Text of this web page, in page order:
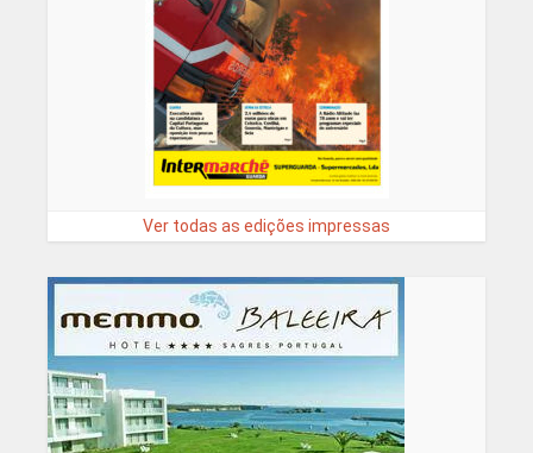
Ver todas as edições impressas